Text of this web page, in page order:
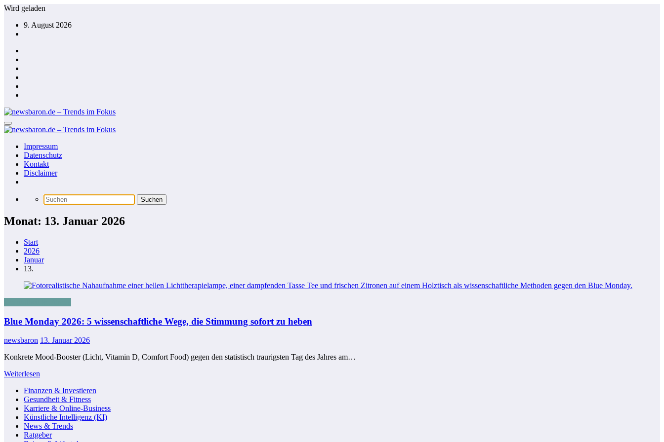
Zum
springen
Wird geladen
9. August 2026
Impressum
Datenschutz
Kontakt
Disclaimer
Monat: 13. Januar 2026
Start
2026
Januar
13.
Blue Monday 2026: 5 wissenschaftliche Wege, die Stimmung sofort zu heben
newsbaron 13. Januar 2026
Konkrete Mood-Booster (Licht, Vitamin D, Comfort Food) gegen den statistisch traurigsten Tag des Jahres am…
Weiterlesen
Finanzen & Investieren
Gesundheit & Fitness
Karriere & Online-Business
Künstliche Intelligenz (KI)
News & Trends
Ratgeber